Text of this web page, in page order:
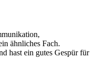
ähnliches Fach.
hast ein gutes Gespür für